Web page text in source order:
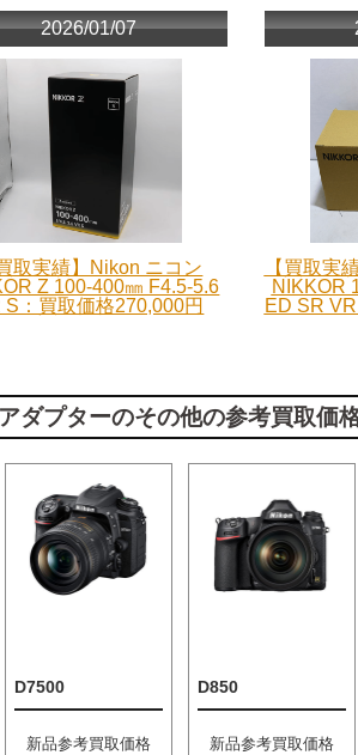
2026/01/07
買取実績】Nikon ニコン
Z 100-400㎜ F4.5-5.6
S：買取価格270,000円
【買取実
NIKKOR
ED SR
ダプターのその他の参考買取価
D7500
新品参考買取価格
D850
新品参考買取価格